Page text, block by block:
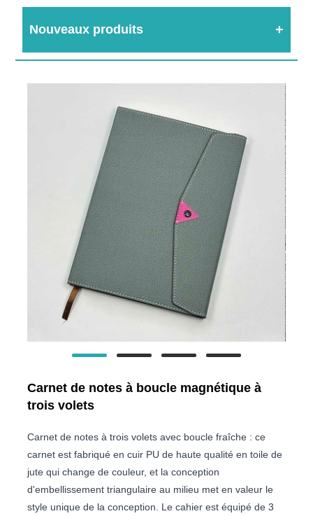
Nouveaux produits
Carnet de notes à boucle magnétique à
trois volets
Carnet de notes à trois volets avec boucle fraîche : ce
carnet est fabriqué en cuir PU de haute qualité en toile de
jute qui change de couleur, et la conception
d'embellissement triangulaire au milieu met en valeur le
style unique de la conception. Le cahier est équipé de 3